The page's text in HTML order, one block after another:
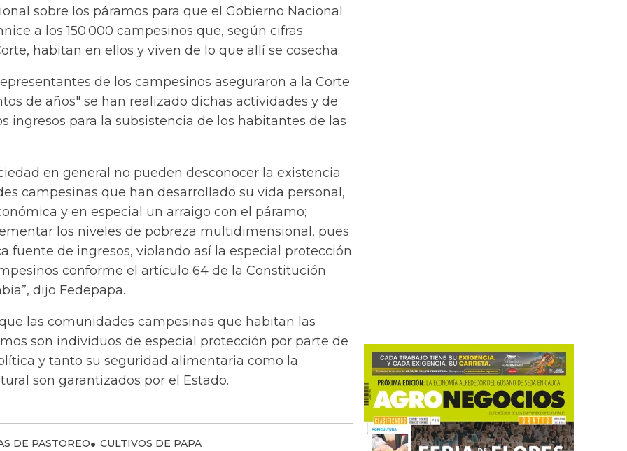
sobre los páramos para que el Gobierno Nacional
a los 150.000 campesinos que, según cifras
habitan en ellos y viven de lo que allí se cosecha.
de los campesinos aseguraron a la Corte
de años" se han realizado dichas actividades y de
ingresos para la subsistencia de los habitantes de las
en general no pueden desconocer la existencia
campesinas que han desarrollado su vida personal,
y en especial un arraigo con el páramo;
los niveles de pobreza multidimensional, pues
fuente de ingresos, violando así la especial protección
conforme el artículo 64 de la Constitución
dijo Fedepapa.
las comunidades campesinas que habitan las
son individuos de especial protección por parte de
y tanto su seguridad alimentaria como la
son garantizados por el Estado.
DE PASTOREO CULTIVOS DE PAPA